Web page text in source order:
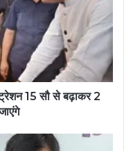
15 सौ से बढ़ाकर 2